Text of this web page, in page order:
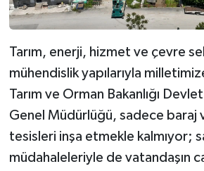
Tarım, enerji, hizmet ve çevre
mühendislik yapılarıyla
Tarım ve Orman Bakanlığı
Genel Müdürlüğü, sadece baraj
tesisleri inşa etmekle kalmıyor;
müdahaleleriyle de vatandaşın